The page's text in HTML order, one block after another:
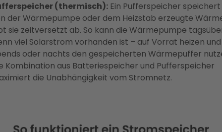
(thermisch): Ein Pufferspeicher speichert
der Wärmepumpe oder dem Heizstab erzeugte
sie zeitversetzt ab. So kann die Wärmepumpe
viel Solarstrom vorhanden ist – auf Vorrat heizen und
oder nachts den gespeicherten Wärmepuffer
Kombination aus Batteriespeicher und Pufferspeicher
die Unabhängigkeit vom Stromnetz.